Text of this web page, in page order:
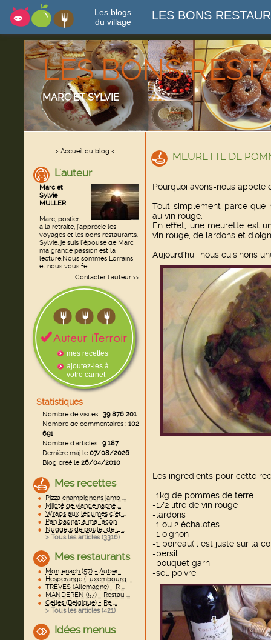
Les blogs
du village
LES BONS
LES BONS
MARC ET SYLVIE
> Accueil du blog <
L'auteur
Marc et
Sylvie
MULLER
Marc, postier
à la retraite, j'apprécie les
voyages et les bons restaurants.
Sylvie, je suis l'épouse de Marc
ma grande passion est la
lecture.Nous sommes Lorrains
et nous vous fe...
Contacter l'auteur >>
mes recettes
ajoutez-les à
votre carnet
Statistiques
Nombre de visites : 39 876 201
Nombre de commentaires : 102
691
Nombre d'articles : 9 187
Dernière màj le07/08/2026
Blog créé le26/04/2010
Mes recettes
Pizza champignons jamb ...
Mijoté de viande haché ...
Wraps aux légumes d'ét ...
Pan bagnat à ma façon
Nuggets de poulet de L ...
> Tous les articles (3316)
Mes restaurants
Montenach (57) - Auber ...
Hesperange (Luxembourg ...
TRÈVES (Allemagne) - R ...
MANDEREN (57) - Restau ...
Celles (Belgique) - Re ...
> Tous les articles (421)
Idées menus
MEURETTE DE
Pourquoi avons-nous
Tout simplement parce que
au vin rouge.
En effet, une meurette est
vin rouge, de lardons et
Aujourd'hui, nous cuisinons
Les ingrédients pour cette
-1kg de pommes de terre
-1/2 litre de vin rouge
-lardons
-1 ou 2 échalotes
-1 oignon
-1 poireau(il est juste sur la
-persil
-bouquet garni
-sel, poivre